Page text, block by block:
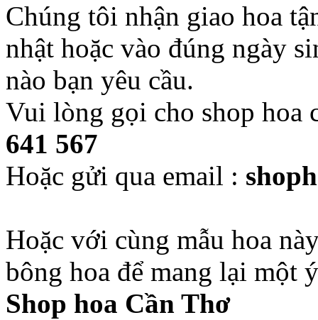
Chúng tôi nhận giao hoa
nhật hoặc vào đúng ngày
nào bạn yêu cầu.
Vui lòng gọi cho shop hoa
641 567
Hoặc gửi qua email :
Hoặc với cùng mẫu hoa
bông hoa để mang lại một
Shop hoa Cần Thơ